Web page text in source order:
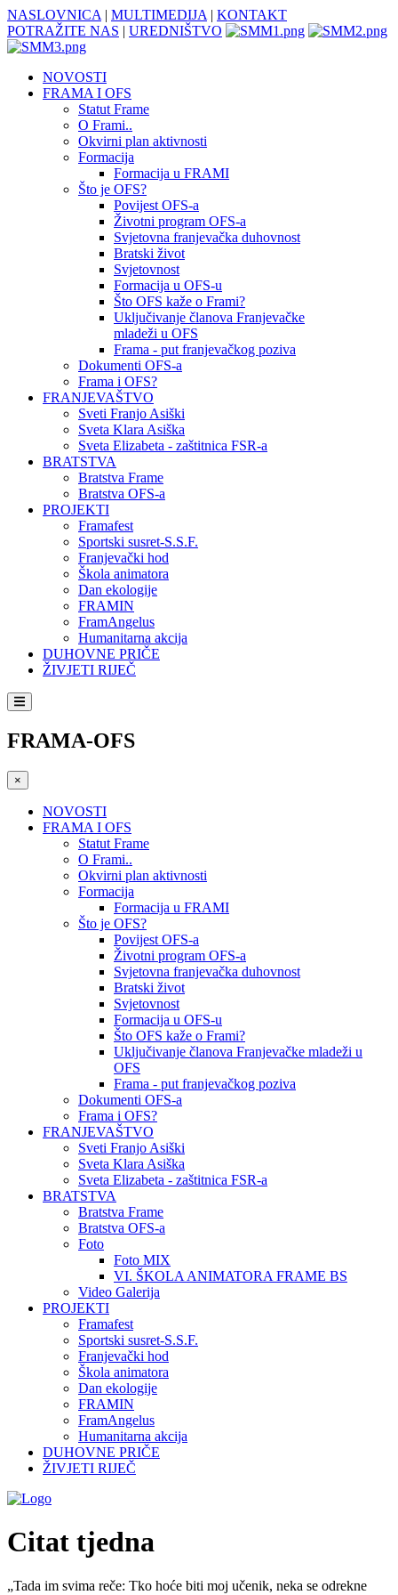
NASLOVNICA | MULTIMEDIJA | KONTAKT
POTRAŽITE NAS | UREDNIŠTVO
NOVOSTI
FRAMA I OFS
Statut Frame
O Frami..
Okvirni plan aktivnosti
Formacija
Formacija u FRAMI
Što je OFS?
Povijest OFS-a
Životni program OFS-a
Svjetovna franjevačka duhovnost
Bratski život
Svjetovnost
Formacija u OFS-u
Što OFS kaže o Frami?
Uključivanje članova Franjevačke
mladeži u OFS
Frama - put franjevačkog poziva
Dokumenti OFS-a
Frama i OFS?
FRANJEVAŠTVO
Sveti Franjo Asiški
Sveta Klara Asiška
Sveta Elizabeta - zaštitnica FSR-a
BRATSTVA
Bratstva Frame
Bratstva OFS-a
PROJEKTI
Framafest
Sportski susret-S.S.F.
Franjevački hod
Škola animatora
Dan ekologije
FRAMIN
FramAngelus
Humanitarna akcija
DUHOVNE PRIČE
ŽIVJETI RIJEČ
FRAMA-OFS
×
NOVOSTI
FRAMA I OFS
Statut Frame
O Frami..
Okvirni plan aktivnosti
Formacija
Formacija u FRAMI
Što je OFS?
Povijest OFS-a
Životni program OFS-a
Svjetovna franjevačka duhovnost
Bratski život
Svjetovnost
Formacija u OFS-u
Što OFS kaže o Frami?
Uključivanje članova Franjevačke mladeži u
OFS
Frama - put franjevačkog poziva
Dokumenti OFS-a
Frama i OFS?
FRANJEVAŠTVO
Sveti Franjo Asiški
Sveta Klara Asiška
Sveta Elizabeta - zaštitnica FSR-a
BRATSTVA
Bratstva Frame
Bratstva OFS-a
Foto
Foto MIX
VI. ŠKOLA ANIMATORA FRAME BS
Video Galerija
PROJEKTI
Framafest
Sportski susret-S.S.F.
Franjevački hod
Škola animatora
Dan ekologije
FRAMIN
FramAngelus
Humanitarna akcija
DUHOVNE PRIČE
ŽIVJETI RIJEČ
Citat tjedna
„Tada im svima reče: Tko hoće biti moj učenik, neka se odrekne